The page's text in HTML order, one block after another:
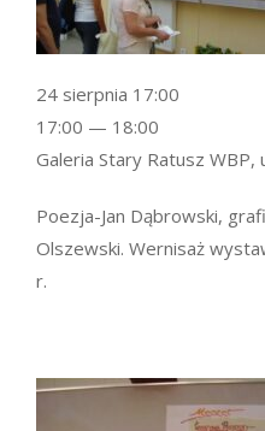
Poezja-Jan Dąbrowski,
Olszewski. Wernisaż
r.
24 sierpnia 17:00
17:00 — 18:00
Galeria Stary Ratusz WBP,